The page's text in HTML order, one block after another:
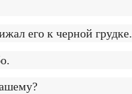
его к черной грудке.